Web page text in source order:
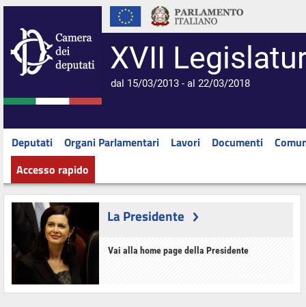
XVII
dal 15/03/2013 - al 22/03/2018
Deputati Organi Parlamentari Lavori Documenti
Accesso rapido
La Presidente
Vai alla home page della Presidente